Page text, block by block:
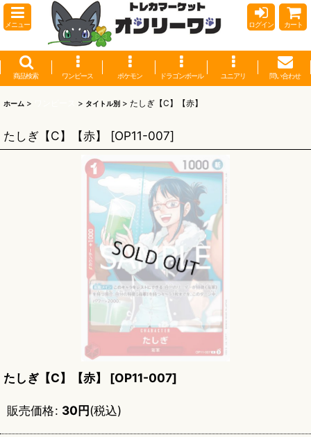
メニュー ログイン カート
商品検索 ワンピース ポケモン ドラゴンボール ユニアリ 問い合わせ
ホーム > > タイトル別 > たしぎ【C】【赤】
たしぎ【C】【赤】 [OP11-007]
たしぎ【C】【赤】 [OP11-007]
販売価格: 30円(税込)